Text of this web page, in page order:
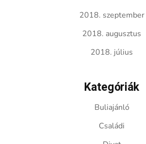
2018. szeptember
2018. augusztus
2018. július
Kategóriák
Buliajánló
Családi